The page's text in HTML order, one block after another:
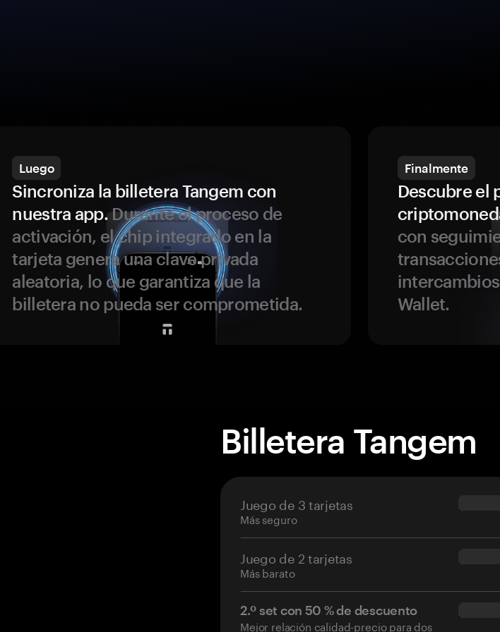
Luego
Sincroniza la billetera Tangem con
nuestra app.Durante el proceso de
activación, el chip integrado en la
tarjeta genera una clave privada
aleatoria, lo que garantiza que la
billetera no pueda ser comprometida.
Finalmente
Descubre el
con
Wallet.
Billetera Tangem
Juego de 3 tarjetas
Más seguro
$69.90
Juego de 2 tarjetas
Más barato
$54.90
2.º set con 50 % de descuento
Mejor relación calidad-precio para dos
$34.95